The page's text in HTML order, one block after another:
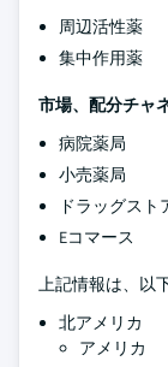
周辺活性薬
集中作用薬
市場、配分チャ
病院薬局
小売薬局
ドラッグスト
Eコマース
上記情報は、以
北アメリカ
アメリカ